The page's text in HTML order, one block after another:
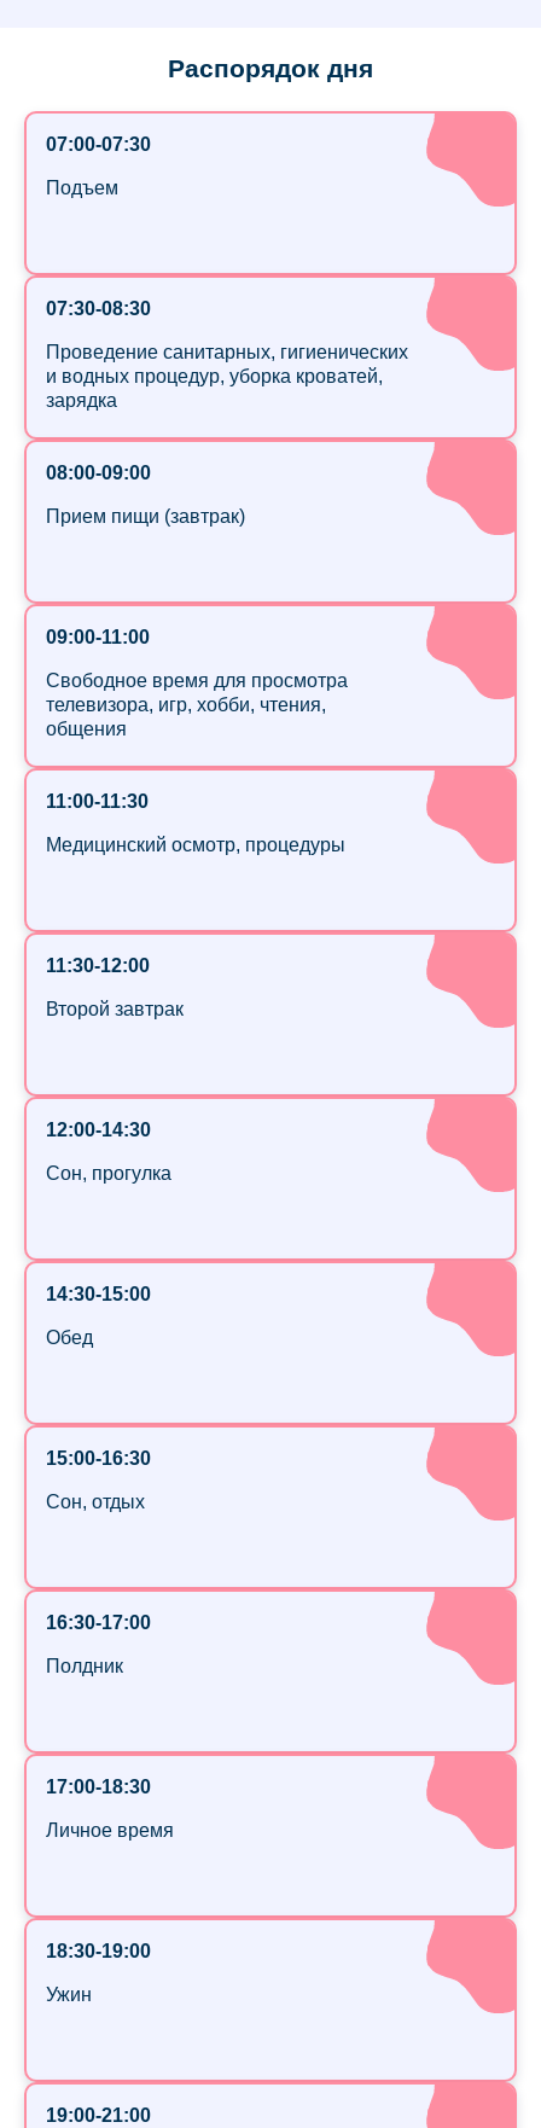
Распорядок дня
07:00-07:30
Подъем
07:30-08:30
Проведение санитарных, гигиенических
и водных процедур, уборка кроватей,
зарядка
08:00-09:00
Прием пищи (завтрак)
09:00-11:00
Свободное время для просмотра
телевизора, игр, хобби, чтения,
общения
11:00-11:30
Медицинский осмотр, процедуры
11:30-12:00
Второй завтрак
12:00-14:30
Сон, прогулка
14:30-15:00
Обед
15:00-16:30
Сон, отдых
16:30-17:00
Полдник
17:00-18:30
Личное время
18:30-19:00
Ужин
19:00-21:00